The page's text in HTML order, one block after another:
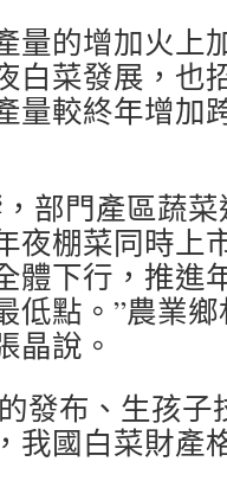
量的增加火上
白菜發展，也
量較終年增加
部門產區蔬
夜棚菜同時上
體下行，推進
低點。”農業
晶說。
發布、生孩
我國白菜財產